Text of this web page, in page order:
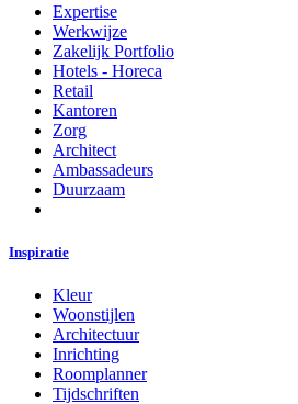
Expertise
Werkwijze
Zakelijk Portfolio
Hotels - Horeca
Retail
Kantoren
Zorg
Architect
Ambassadeurs
Duurzaam
Inspiratie
Kleur
Woonstijlen
Architectuur
Inrichting
Roomplanner
Tijdschriften